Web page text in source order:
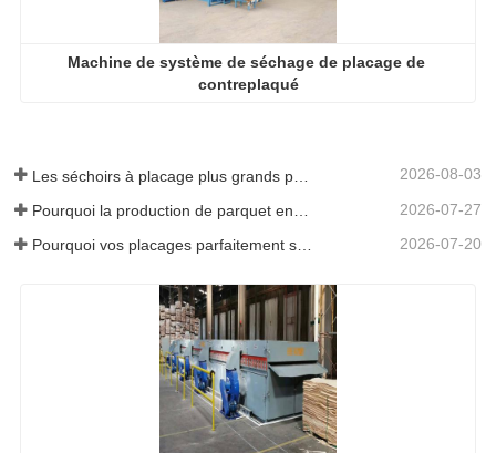
Pourquoi la production de parquet en eucalyptus a-t-elle besoin d'un séchoir à placages ?
Pourquoi vos placages parfaitement séchés se réhumidifient-ils ?
Séchoirs à placage de bois Deplaqué Prix